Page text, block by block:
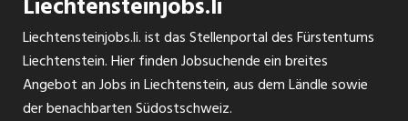
Liechtensteinjobs.li. ist das Stellenportal des Fürstentums
Liechtenstein. Hier finden Jobsuchende ein breites
Angebot an Jobs in Liechtenstein, aus dem Ländle sowie
der benachbarten Südostschweiz.